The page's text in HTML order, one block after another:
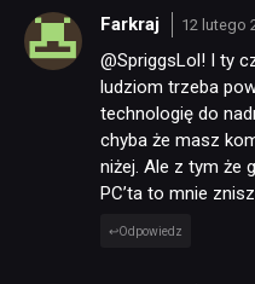
Farkraj 12 lutego
@SpriggsLol! I ty
ludziom trzeba
technologię do
chyba że masz
niżej. Ale z tym że
PC’ta to mnie
Odpowiedz